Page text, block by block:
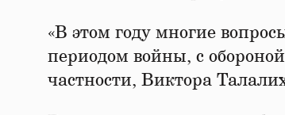
«В этом году многие
периодом войны, с
частности, Виктора